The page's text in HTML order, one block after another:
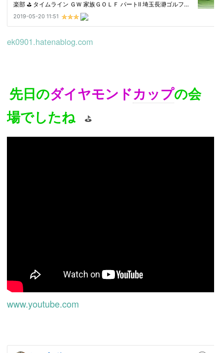
ek0901.hatenablog.com
先日のダイヤモンドカップの会
場でしたね⛳
www.youtube.com